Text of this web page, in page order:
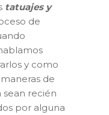
tatuajes y
de
y como
de
sean recién
por alguna